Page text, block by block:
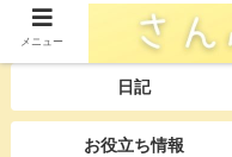
TOP
日記
お役立ち情報
メニュー